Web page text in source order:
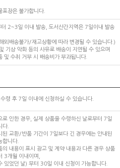
포장은 불가합니다.
터 2~3일 이내 발송, 도서산간지역은 7일이내 발송
외배송불가/재고상황에 따라 변경될 수 있습니다.)
기상 악화 등의 사유로 배송이 지연될 수 있으며
및 수취 거부 시 배송비가 부과됩니다.
령 후 7일 이내에 신청하실 수 있습니다.
로 인한 경우, 실제 상품을 수령하신 날로부터 7일
다.
된 교환/반품 기간이 7일보다 긴 경우에는 안내된
합니다.
의 내용이 표시 광고 및 계약 내용과 다른 경우 상품
3개월 이내이며,
있었던 날) 부터 30일 이내 신청이 가능합니다.